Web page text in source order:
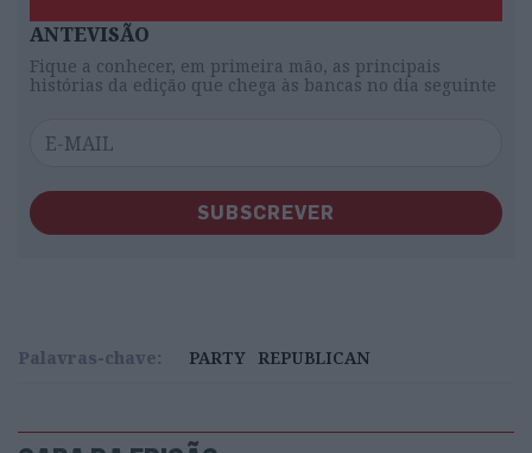
ANTEVISÃO
Fique a conhecer, em primeira mão, as principais
histórias da edição que chega às bancas no dia seguinte
SUBSCREVER
Palavras-chave: PARTY REPUBLICAN